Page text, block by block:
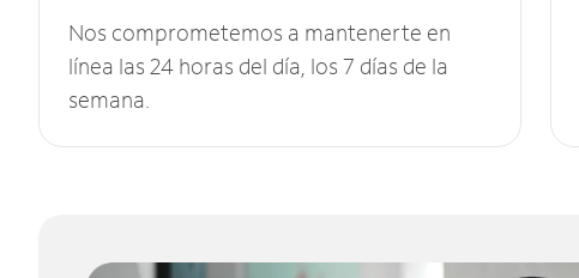
Nos comprometemos a mantenerte en
línea las 24 horas del día, los 7 días de la
semana.